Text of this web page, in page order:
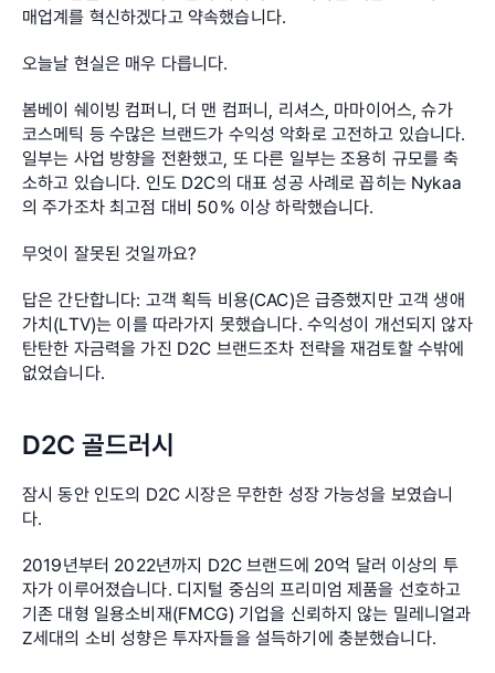
매업계를 혁신하겠다고 약속했습니다.
오늘날 현실은 매우 다릅니다.
봄베이 쉐이빙 컴퍼니, 더 맨 컴퍼니, 리셔스, 마마이어스, 슈가
코스메틱 등 수많은 브랜드가 수익성 악화로 고전하고 있습니다.
일부는 사업 방향을 전환했고, 또 다른 일부는 조용히 규모를 축
소하고 있습니다. 인도 D2C의 대표 성공 사례로 꼽히는 Nykaa
의 주가조차 최고점 대비 50% 이상 하락했습니다.
무엇이 잘못된 것일까요?
답은 간단합니다: 고객 획득 비용(CAC)은 급증했지만 고객 생애
가치(LTV)는 이를 따라가지 못했습니다. 수익성이 개선되지 않자
탄탄한 자금력을 가진 D2C 브랜드조차 전략을 재검토할 수밖에
없었습니다.
D2C 골드러시
잠시 동안 인도의 D2C 시장은 무한한 성장 가능성을 보였습니
다.
2019년부터 2022년까지 D2C 브랜드에 20억 달러 이상의 투
자가 이루어졌습니다. 디지털 중심의 프리미엄 제품을 선호하고
기존 대형 일용소비재(FMCG) 기업을 신뢰하지 않는 밀레니얼과
Z세대의 소비 성향은 투자자들을 설득하기에 충분했습니다.